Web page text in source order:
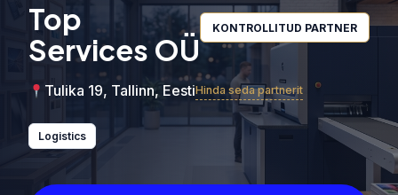
Top
Services OÜ
KONTROLLITUD PARTNER
Tulika 19, Tallinn, EestiHinda seda partnerit
Logistics